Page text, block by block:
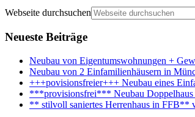
Webseite durchsuchen
Neueste Beiträge
Neubau von Eigentumswohnungen +
Neubau von 2 Einfamilienhäusern in
+++povisionsfreier+++ Neubau eines
***provisionsfrei*** Neubau Doppelhaus
** stilvoll saniertes Herrenhaus in FFB**